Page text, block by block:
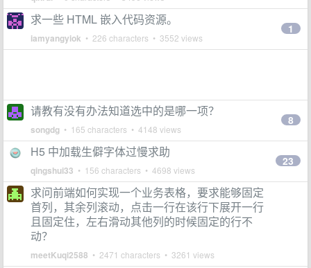
求一些 HTML 嵌入代码资源。
iamyangyiok • 226 characters • 3552 views
1
请教有没有办法知道选中的是哪一项？
songdg • 165 characters • 4148 views
8
H5 中加载生僻字体过慢求助
qingshui33 • 156 characters • 4698 views
23
求问前端如何实现一个业务表格，要求能够固定
首列，其余列滚动，点击一行在该行下展开一行
且固定住，左右滑动其他列的时候固定的行不
动？
meetKuqi2588 • 2471 characters • 3261 views